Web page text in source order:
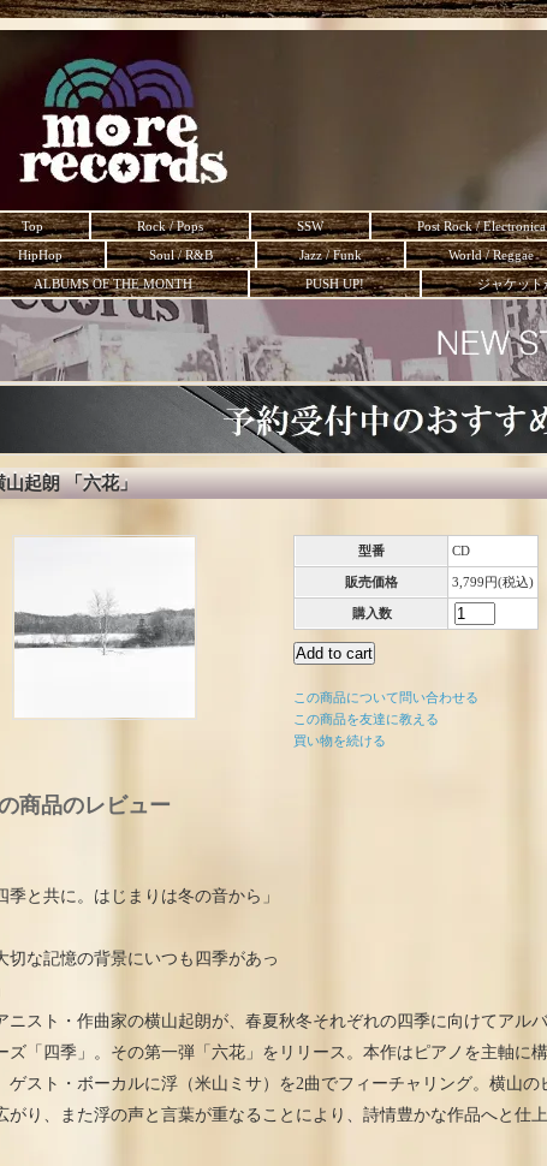
Top Rock / Pops SSW Post Rock /
HipHop
Soul / R&B Jazz / Funk World / Reggae
ALBUMS OF THE MONTH
PUSH UP! ジャケット
山起朗 「六花」
型番 CD
販売価格 3,799円(税込)
購入数
この商品について問い合わせる
この商品を友達に教える
買い物を続ける
商品のレビュー
季と共に。はじまりは冬の音から」
切な記憶の背景にいつも四季があっ
」
ニスト・作曲家の横山起朗が、春夏秋冬それぞれの四季に向けてアル
ズ「四季」。その第一弾「六花」をリリース。本作はピアノを主軸に
ゲスト・ボーカルに浮（米山ミサ）を2曲でフィーチャリング。横山
がり、また浮の声と言葉が重なることにより、詩情豊かな作品へと仕上